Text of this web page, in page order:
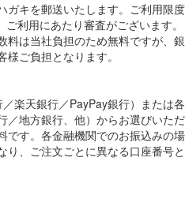
ガキを郵送いたします。ご利用限度
利用にあたり審査がございます。
料は当社負担のため無料ですが、銀
ご負担となります。
楽天銀行／PayPay銀行）または各
／地方銀行、他）からお選びいただ
です。各金融機関でのお振込みの場
、ご注文ごとに異なる口座番号と